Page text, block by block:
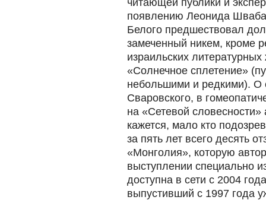
читающей публики и
появлению Леонида
Белого предшествовал
замеченный никем, кроме
израильских
«Солнечное сплетение»
небольшими и редкими). О
Сваровского, в
на «Сетевой
кажется, мало кто
за пять лет всего десять
«Монголия», которую
выступлении специально
доступна в сети с 2004
выпустивший с 1997 года